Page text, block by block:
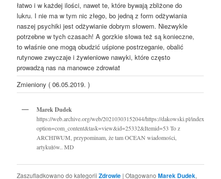
łatwo i w każdej ilości, nawet te, które bywają zbliżone do
lukru. I nie ma w tym nic złego, bo jedną z form odżywiania
naszej psychiki jest odżywianie dobrym słowem. Niezwykle
potrzebne w tych czasach! A gorzkie słowa też są konieczne,
to właśnie one mogą obudzić uśpione postrzeganie, obalić
rutynowe zwyczaje i żywieniowe nawyki, które często
prowadzą nas na manowce zdrowia!
Zmieniony ( 06.05.2019. )
Marek Dudek
https://web.archive.org/web/20210303152044/https://dakowski.pl/index.php?
option=com_content&task=view&id=25332&Itemid=53 To z
ARCHIWUM, przypominam, że tam OCEAN wiadomości,
artykułów.. MD
Zaszufladkowano do kategorii Zdrowie |Otagowano Marek Dudek,